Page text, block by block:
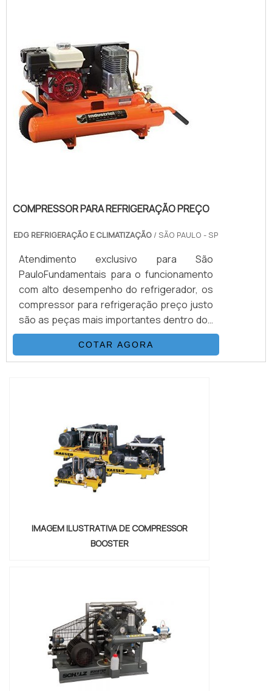
possa chegar com temperaturas elevadas
a outros ele...
COMPRESSOR PARA REFRIGERAÇÃO PREÇO
EDG REFRIGERAÇÃO E CLIMATIZAÇÃO / SÃO PAULO - SP
Atendimento exclusivo para São
PauloFundamentais para o funcionamento
com alto desempenho do refrigerador, os
compressor para refrigeração preço justo
são as peças mais importantes dentro dos
sistemas de refrigeração do aparelho,
visto que sem eles o refrigerador não
funcionará. Sua função está em permitir
do aparelho....
COTAR AGORA
IMAGEM ILUSTRATIVA DE COMPRESSOR
BOOSTER